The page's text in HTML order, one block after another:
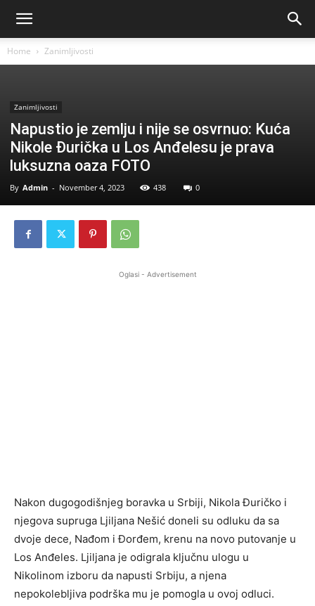
Home Zanimljivosti
Zanimljivosti
Napustio je zemlju i nije se osvrnuo: Kuća
Nikole Đurička u Los Anđelesu je prava
luksuzna oaza FOTO
By Admin - November 4, 2023 438 0
Oglasi - Advertisement
Nakon dugogodišnjeg boravka u Srbiji, Nikola Đuričko i
njegova supruga Ljiljana Nešić doneli su odluku da sa
dvoje dece, Nađom i Đorđem, krenu na novo putovanje u
Los Anđeles. Ljiljana je odigrala ključnu ulogu u
Nikolinom izboru da napusti Srbiju, a njena
nepokolebljiva podrška mu je pomogla u ovoj odluci.